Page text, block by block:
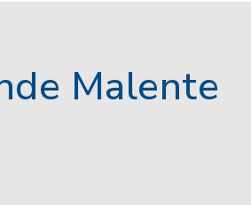
Malente